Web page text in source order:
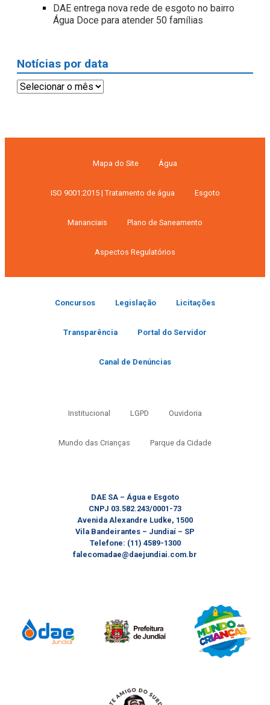
DAE entrega nova rede de esgoto no bairro
Água Doce para atender 50 famílias
Notícias por data
Notícias
Mapa do Site Água
ISO 9001:2015 | Tratamento de água Esgoto
Mananciais Plano de Saneamento
Aspectos Regulatórios
Concursos Legislação Licitações
Transparência Portal do Servidor
Canal de Denúncias
Institucional LGPD Ouvidoria
Mundo das Crianças Parque da Cidade
DAE SA – Água e Esgoto
CNPJ 03.582.243/0001-73
Avenida Alexandre Ludke, 1500
Vila Bandeirantes – Jundiaí – SP
Telefone: (11) 4589-1300
falecomadae@daejundiai.com.br